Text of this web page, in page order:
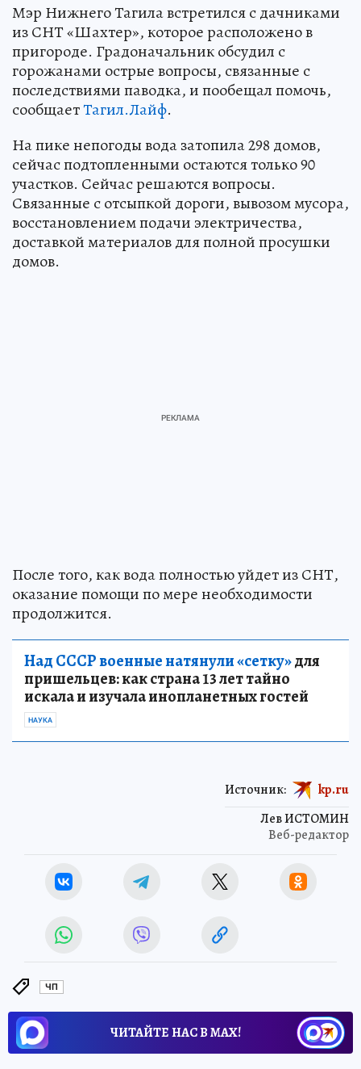
Мэр Нижнего Тагила встретился с дачниками
из СНТ «Шахтер», которое расположено в
пригороде. Градоначальник обсудил с
горожанами острые вопросы, связанные с
последствиями паводка, и пообещал помочь,
сообщаетТагил.Лайф.
На пике непогоды вода затопила 298 домов,
сейчас подтопленными остаются только 90
участков. Сейчас решаются вопросы.
Связанные с отсыпкой дороги, вывозом мусора,
восстановлением подачи электричества,
доставкой материалов для полной просушки
домов.
После того, как вода полностью уйдет из СНТ,
оказание помощи по мере необходимости
продолжится.
Над СССР военные натянули «сетку»для
пришельцев: как страна 13 лет тайно
искала и изучала инопланетных гостей
НАУКА
Лев ИСТОМИН
Веб-редактор
Источник: kp.ru
ЧП
ЧИТАЙТЕ НАС В МАХ!